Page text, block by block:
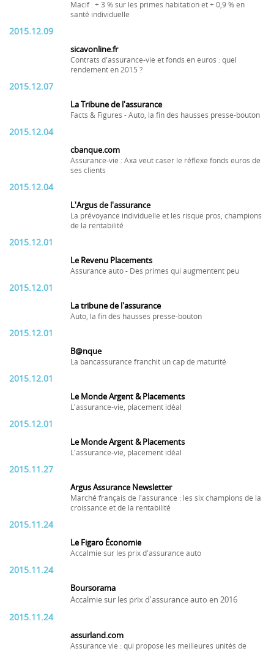
Macif : + 3 % sur les primes habitation et + 0,9 % en
santé individuelle
2015.12.09
sicavonline.fr
Contrats d'assurance-vie et fonds en euros : quel
rendement en 2015 ?
2015.12.07
La Tribune de l'assurance
Facts & Figures - Auto, la fin des hausses presse-bouton
2015.12.04
cbanque.com
Assurance-vie : Axa veut caser le réflexe fonds euros de
ses clients
2015.12.04
L'Argus de l'assurance
La prévoyance individuelle et les risque pros, champions
de la rentabilité
2015.12.01
Le Revenu Placements
Assurance auto - Des primes qui augmentent peu
2015.12.01
La tribune de l'assurance
Auto, la fin des hausses presse-bouton
2015.12.01
B@nque
La bancassurance franchit un cap de maturité
2015.12.01
Le Monde Argent & Placements
L'assurance-vie, placement idéal
2015.12.01
Le Monde Argent & Placements
L'assurance-vie, placement idéal
2015.11.27
Argus Assurance Newsletter
Marché français de l'assurance : les six champions de la
croissance et de la rentabilité
2015.11.24
Le Figaro Économie
Accalmie sur les prix d'assurance auto
2015.11.24
Boursorama
Accalmie sur les prix d'assurance auto en 2016
2015.11.24
assurland.com
Assurance vie : qui propose les meilleures unités de